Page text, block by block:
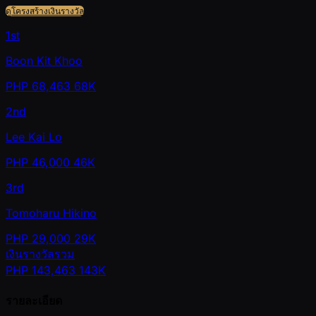
ดูโครงสร้างเงินรางวัล
1st
Boon Kit Khoo
PHP 68,463 68K
2nd
Lee Kai Lo
PHP 46,000 46K
3rd
Tomoharu Hikino
PHP 29,000 29K
เงินรางวัลรวม
PHP 143,463 143K